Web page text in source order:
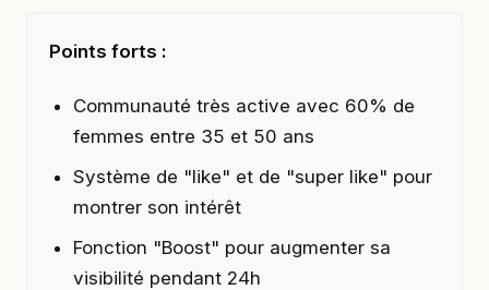
Points forts :
Communauté très active avec 60% de
femmes entre 35 et 50 ans
Système de "like" et de "super like" pour
montrer son intérêt
Fonction "Boost" pour augmenter sa
visibilité pendant 24h